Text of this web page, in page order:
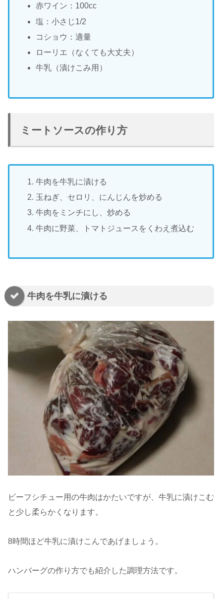
赤ワイン：100cc
塩：小さじ1/2
コショウ：適量
ローリエ（なくても大丈夫）
牛乳（漬けこみ用）
ミートソースの作り方
牛肉を牛乳に漬ける
玉ねぎ、セロリ、にんじんを炒める
牛肉をミンチにし、炒める
牛肉に野菜、トマトジュースをくわえ煮込む
牛肉を牛乳に漬ける
ビーフシチュー用の牛肉はかたいですが、牛乳に漬けこむ
と少し柔らかくなります。
8時間ほど牛乳に漬けこんであげましょう。
ハンバーグの作り方でも紹介した調理方法です。